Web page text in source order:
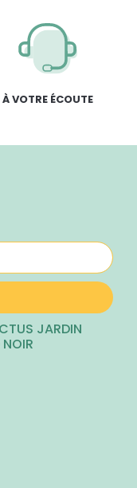
À VOTRE ÉCOUTE
JARDIN
NOIR